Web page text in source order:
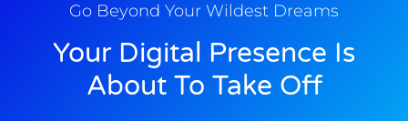
Go Beyond Your Wildest Dreams
Your Digital Presence Is
About To Take Off